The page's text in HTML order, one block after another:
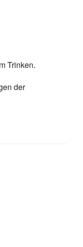
Trinken.
der